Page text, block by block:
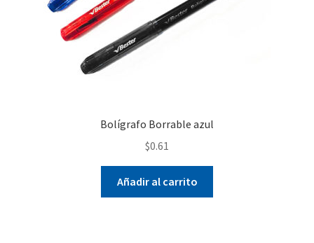
Bolígrafo Borrable azul
$0.61
Añadir al carrito